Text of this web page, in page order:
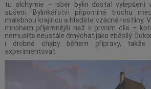
tu alchymie – sběr bylin dostal vylepšení
sušení. Bylinkářství připomíná trochu
malebnou krajinou a hledáte vzácné rostliny.
mnohem příjemnější než v prvním díle –
nemusíte neustále dmýchat jako zběsilý.
i drobné chyby během přípravy,
experimentovat.